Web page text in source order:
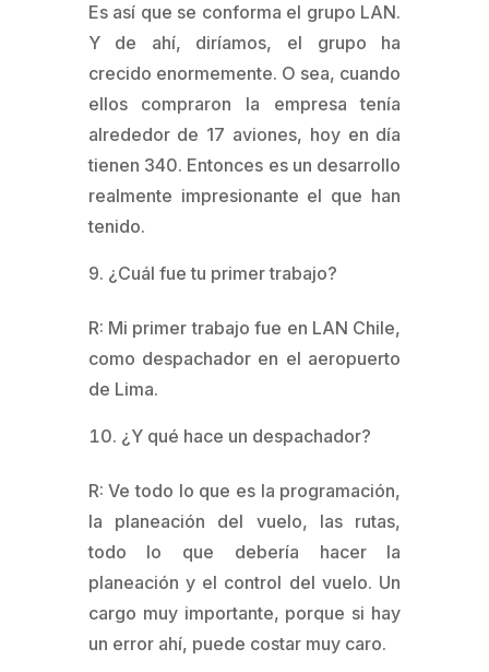
Es así que se conforma el grupo LAN.
Y de ahí, diríamos, el grupo ha
crecido enormemente. O sea, cuando
ellos compraron la empresa tenía
alrededor de 17 aviones, hoy en día
tienen 340. Entonces es un desarrollo
realmente impresionante el que han
tenido.
¿Cuál fue tu primer trabajo?
R: Mi primer trabajo fue en LAN Chile,
como despachador en el aeropuerto
de Lima.
¿Y qué hace un despachador?
R: Ve todo lo que es la programación,
la planeación del vuelo, las rutas,
todo lo que debería hacer la
planeación y el control del vuelo. Un
cargo muy importante, porque si hay
un error ahí, puede costar muy caro.